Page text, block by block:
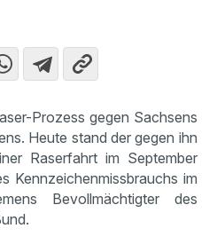
Prozess gegen Sachsens
Heute stand der gegen ihn
Raserfahrt im September
Kennzeichenmissbrauchs im
Bevollmächtigter des